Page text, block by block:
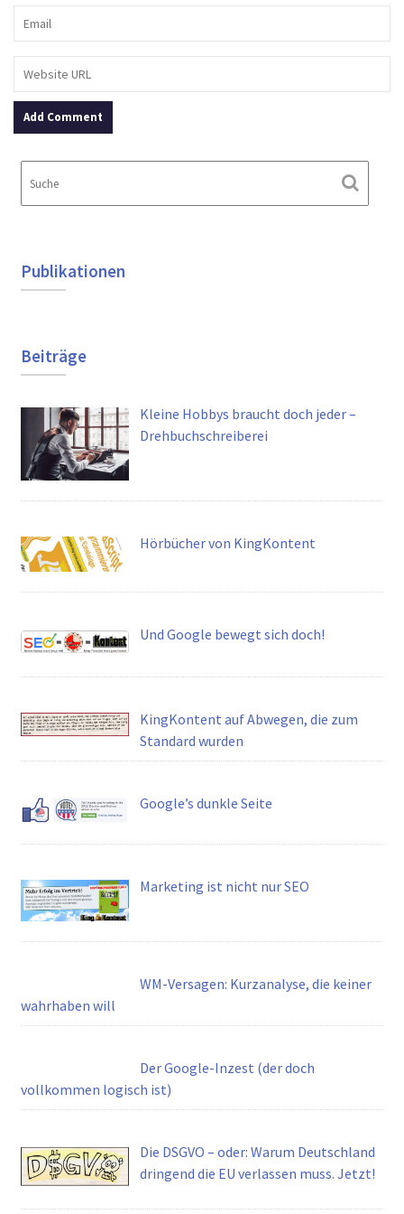
Publikationen
Beiträge
Kleine Hobbys braucht doch jeder –
Drehbuchschreiberei
Hörbücher von KingKontent
Und Google bewegt sich doch!
KingKontent auf Abwegen, die zum
Standard wurden
Google’s dunkle Seite
Marketing ist nicht nur SEO
WM-Versagen: Kurzanalyse, die keiner
wahrhaben will
Der Google-Inzest (der doch
vollkommen logisch ist)
Die DSGVO – oder: Warum Deutschland
dringend die EU verlassen muss. Jetzt!